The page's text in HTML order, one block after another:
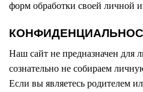
форм обработки своей личной
Наш сайт не предназначен для
сознательно не собираем
Если вы являетесь родителем